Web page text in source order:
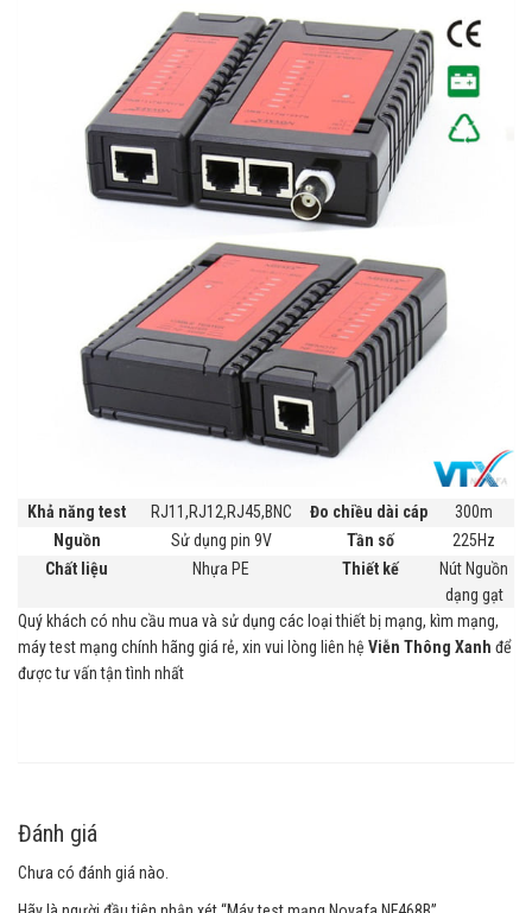
Khả năng test RJ11,RJ12,RJ45,BNC Đo chiều dài cáp
300m
Nguồn
Sử dụng pin 9V Tần số
225Hz
Chất liệu
Nhựa PE Thiết kế
Nút Nguồn
dạng gạt
Quý khách có nhu cầu mua và sử dụng các loại thiết bị mạng, kìm mạng,
máy test mạng chính hãng giá rẻ, xin vui lòng liên hệ Viễn Thông Xanh để
được tư vấn tận tình nhất
Đánh giá
Chưa có đánh giá nào.